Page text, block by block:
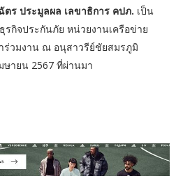
ร ประมูลผล เลขาธิการ คปภ. เป็น
กิจประกันภัย หน่วยงานเครือข่าย
วมงาน ณ อนุสาวรีย์ชัยสมรภูมิ
ษายน 2567 ที่ผ่านมา